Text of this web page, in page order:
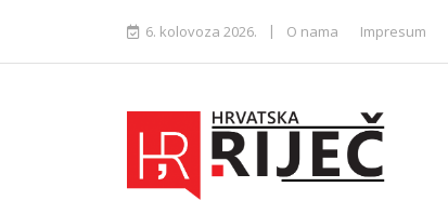
6. kolovoza 2026. | O nama Impresum